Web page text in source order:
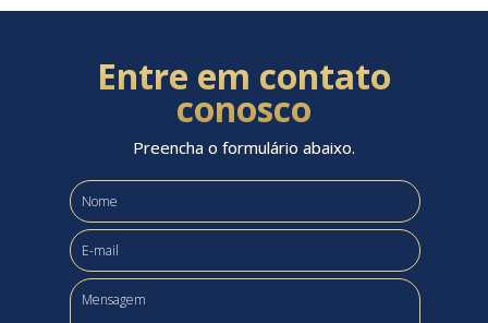
Entre em contato
conosco
Preencha o formulário abaixo.